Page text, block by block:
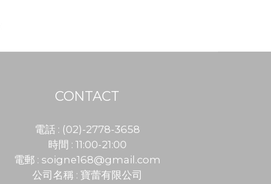
CONTACT
電話 : (02)-2778-3658
時間 : 11:00-21:00
電郵 : soigne168@gmail.com
公司名稱 : 寶蕾有限公司